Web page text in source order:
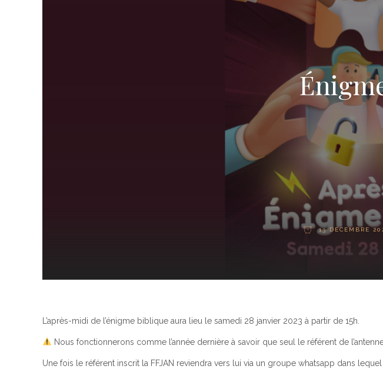
13 DÉCEMBRE
L’après-midi de l’énigme biblique aura lieu le samedi 28 janvier 2023 à partir de 15h.
Nous fonctionnerons comme l’année dernière à savoir que seul le référent de
Une fois le référent inscrit la FFJAN reviendra vers lui via un groupe whatsapp dans